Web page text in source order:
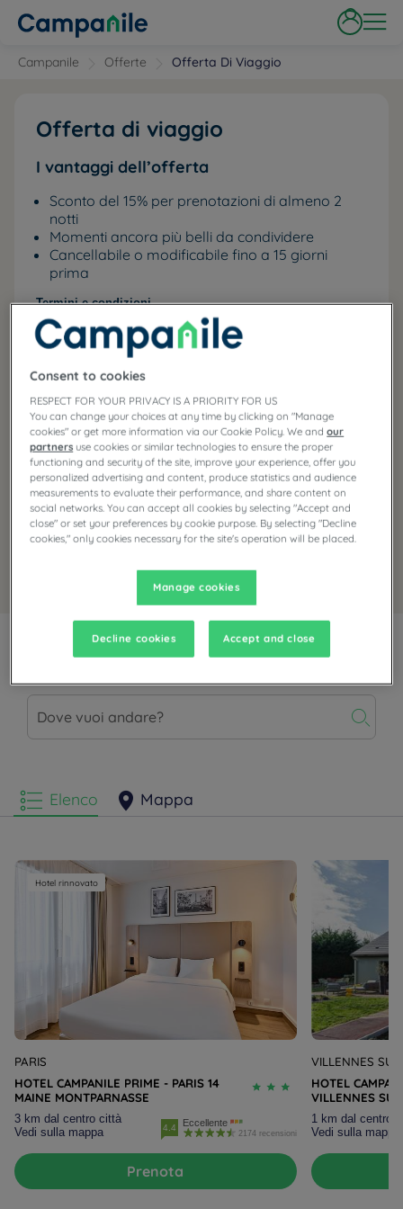
Campanile Offerte Offerta Di Viaggio
Offerta di viaggio
I vantaggi dell’offerta
Sconto del 15% per prenotazioni di almeno 2
notti
Momenti ancora più belli da condividere
Cancellabile o modificabile fino a 15 giorni
prima
Termini e condizioni
Prenota con questa offerta
Seleziona una destinazione
Elenco Mappa
Hotel rinnovato
PARIS
HOTEL CAMPANILE PRIME - PARIS 14
MAINE MONTPARNASSE
3 km dal centro città
Vedi sulla mappa
4.4 Eccellente
2174 recensioni
Prenota
VILLENNES
HOTEL
VILLENNES
1 km dal centro
Vedi sulla mappa
Hotels in Manchester
Hotels in Liverpool
Consent to cookies
RESPECT FOR YOUR PRIVACY IS A PRIORITY FOR US
You can change your choices at any time by clicking on "Manage
cookies" or get more information via our Cookie Policy. We andour
partners use cookies or similar technologies to ensure the proper
functioning and security of the site, improve your experience, offer you
personalized advertising and content, produce statistics and audience
measurements to evaluate their performance, and share content on
social networks. You can accept all cookies by selecting "Accept and
close" or set your preferences by cookie purpose. By selecting "Decline
cookies," only cookies necessary for the site's operation will be placed.
Manage cookies
Decline cookies Accept and close